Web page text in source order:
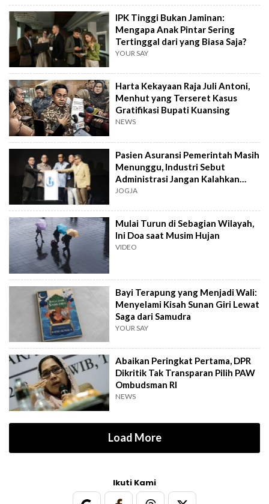
IPK Tinggi Bukan Jaminan:
Mengapa Anak Pintar Sering
Tertinggal dari yang Biasa Saja?
YOUR SAY
Harta Kekayaan Raja Juli Antoni,
Menhut yang Terseret Kasus
Gratifikasi Bupati Kuansing
NEWS
Pasien Asuransi Pemerintah Masih
Menunggu, Industri Sebut
Administrasi Jangan Kalahkan
Kemanusiaan
JOGJA
Mulai Turun di Sebagian Wilayah,
Ini Doa saat Musim Hujan
VIDEO
Bayi Terapung yang Menjadi Wali:
Menyelami Kisah Sunan Giri Lewat
Saga dari Samudra
YOUR SAY
Abaikan Peringkat Pertama, DPR
Dikritik Tak Transparan Pilih PAW
Ombudsman RI
NEWS
Load More
Ikuti Kami